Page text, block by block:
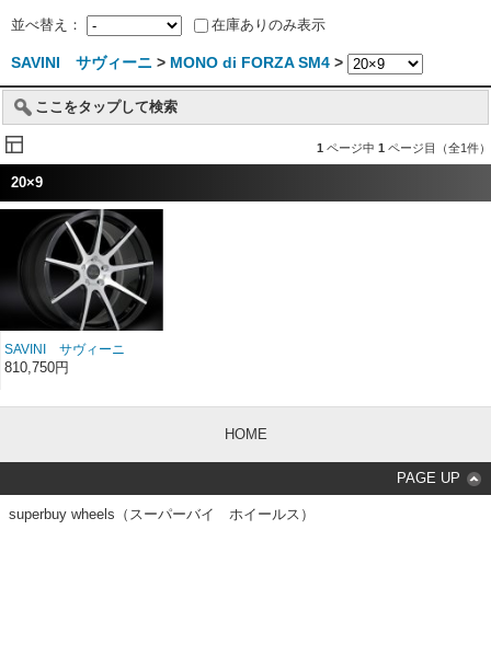
並べ替え： 在庫ありのみ表示
SAVINI サヴィーニ > MONO di FORZA SM4 >
ここをタップして検索
1 ページ中 1 ページ目（全1件）
20×9
SAVINI サヴィーニ
MONO di FORZA モノ デ
810,750円
HOME
PAGE UP
superbuy wheels（スーパーバイ ホイールス）